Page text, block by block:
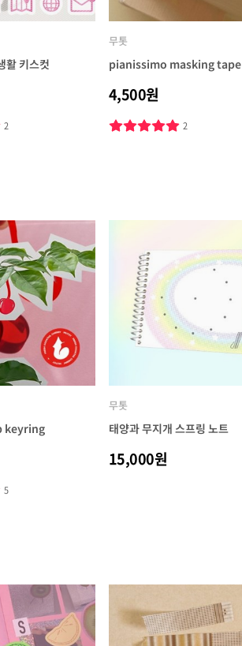
활 키스컷
2
무톳
pianissimo masking tape
4,500원
2
keyring
5
무톳
태양과 무지개 스프링 노트
15,000원